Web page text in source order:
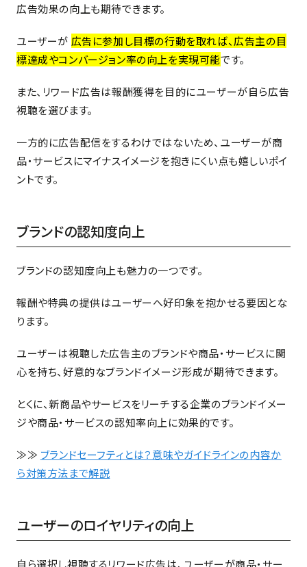
広告効果の向上も期待できます。
ユーザーが 広告に参加し目標の行動を取れば、広告主の目
標達成やコンバージョン率の向上を実現可能です。
また、リワード広告は報酬獲得を目的にユーザーが自ら広告
視聴を選びます。
一方的に広告配信をするわけではないため、ユーザーが商
品・サービスにマイナスイメージを抱きにくい点も嬉しいポイ
ントです。
ブランドの認知度向上
ブランドの認知度向上も魅力の一つです。
報酬や特典の提供はユーザーへ好印象を抱かせる要因とな
ります。
ユーザーは視聴した広告主のブランドや商品・サービスに関
心を持ち、好意的なブランドイメージ形成が期待できます。
とくに、新商品やサービスをリーチする企業のブランドイメー
ジや商品・サービスの認知率向上に効果的です。
≫≫ ブランドセーフティとは？意味やガイドラインの内容か
ら対策方法まで解説
ユーザーのロイヤリティの向上
自ら選択し視聴するリワード広告は、ユーザーが商品・サー